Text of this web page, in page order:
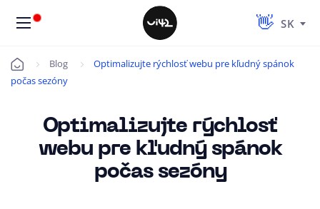
SK
Úvod Blog
Optimalizujte rýchlosť webu pre kľudný spánok
počas sezóny
Optimalizujte rýchlosť
webu pre kľudný spánok
počas sezóny